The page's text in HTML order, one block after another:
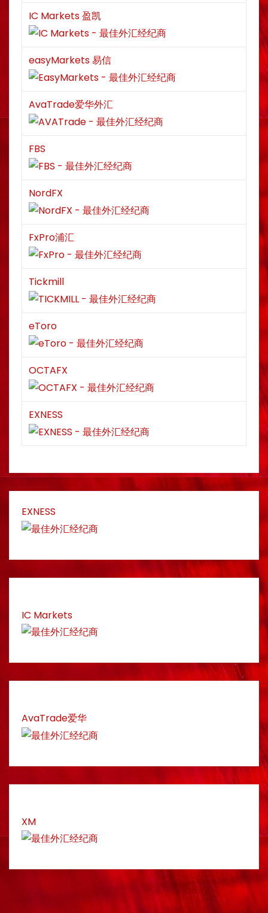
IC Markets 盈凯
easyMarkets 易信
AvaTrade爱华外汇
FBS
NordFX
FxPro浦汇
Tickmill
eToro
OCTAFX
EXNESS
EXNESS
IC Markets
AvaTrade爱华
XM